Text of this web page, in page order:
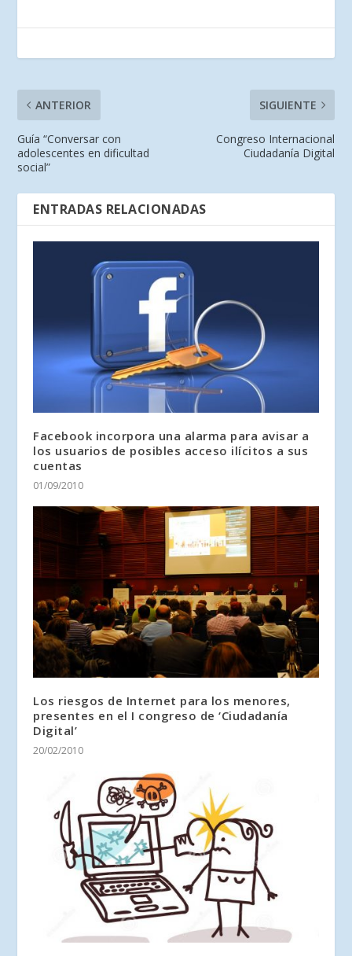
ANTERIOR
Guía “Conversar con
adolescentes en dificultad
social”
SIGUIENTE
Congreso Internacional
Ciudadanía Digital
ENTRADAS RELACIONADAS
Facebook incorpora una alarma para avisar a
los usuarios de posibles acceso ilícitos a sus
cuentas
01/09/2010
Los riesgos de Internet para los menores,
presentes en el I congreso de ‘Ciudadanía
Digital’
20/02/2010